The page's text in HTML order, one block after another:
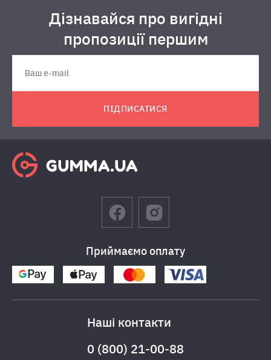
Дізнавайся про вигідні
пропозиції першим
ПІДПИСАТИСЯ
Приймаємо оплату
Наші контакти
0 (800) 21-00-88